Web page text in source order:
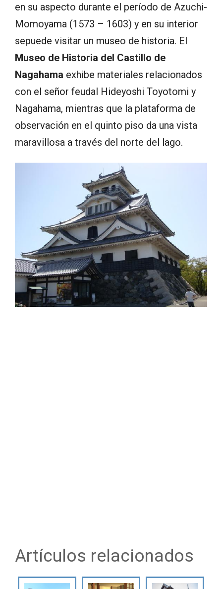
en su aspecto durante el período de Azuchi-
Momoyama (1573 – 1603) y en su interior
sepuede visitar un museo de historia. El
Museo de Historia del Castillo de
Nagahama exhibe materiales relacionados
con el señor feudal Hideyoshi Toyotomi y
Nagahama, mientras que la plataforma de
observación en el quinto piso da una vista
maravillosa a través del norte del lago.
Artículos relacionados